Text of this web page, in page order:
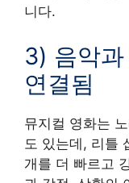
니다.
3) 음악
연결됨
뮤지컬 영화는
도 있는데, 리틀
개를 더 빠르고